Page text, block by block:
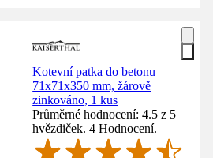
Kotevní patka do betonu
71x71x350 mm, žárově
zinkováno, 1 kus
Průměrné hodnocení: 4.5 z 5
hvězdiček. 4 Hodnocení.